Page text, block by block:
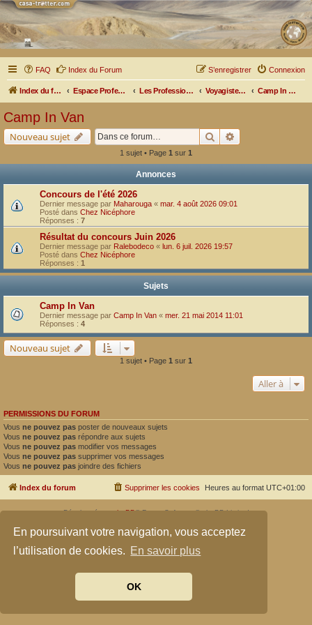
En poursuivant votre navigation, vous acceptez
l’utilisation de cookies. En savoir plus
OK
FAQ Index du Forum Connexion
S’enregistrer
Index du forum Espace Professionnel Les Professionnels nous parlent Voyagistes - Assureurs Camp In Van
Camp In Van
Nouveau sujet Rechercher
1 sujet • Page 1 sur 1
Annonces
Concours de l'été 2026
Dernier message par Maharouga « mar. 4 août 2026 09:01
Posté dans Chez Nicéphore
Réponses : 7
Résultat du concours Juin 2026
Dernier message par Ralebodeco « lun. 6 juil. 2026 19:57
Posté dans Chez Nicéphore
Réponses : 1
Sujets
Camp In Van
Dernier message par Camp In Van « mer. 21 mai 2014 11:01
Réponses : 4
Nouveau sujet
1 sujet • Page 1 sur 1
Aller à
PERMISSIONS DU FORUM
Vous ne pouvez pas poster de nouveaux sujets
Vous ne pouvez pas répondre aux sujets
Vous ne pouvez pas modifier vos messages
Vous ne pouvez pas supprimer vos messages
Vous ne pouvez pas joindre des fichiers
Index du forum Heures au format UTC+01:00
Supprimer les cookies
Développé parphpBB® Forum Software © phpBB Limited
Confidentialité| Conditions